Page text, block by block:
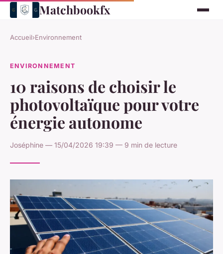
Matchbookfx
Accueil›Environnement
ENVIRONNEMENT
10 raisons de choisir le
photovoltaïque pour votre
énergie autonome
Joséphine — 15/04/2026 19:39 — 9 min de lecture